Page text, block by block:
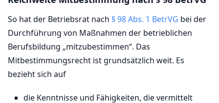
So hat der Betriebsrat nach § 98 Abs. 1 BetrVG bei der
Durchführung von Maßnahmen der betrieblichen
Berufsbildung „mitzubestimmen“. Das
Mitbestimmungsrecht ist grundsätzlich weit. Es
bezieht sich auf
die Kenntnisse und Fähigkeiten, die vermittelt